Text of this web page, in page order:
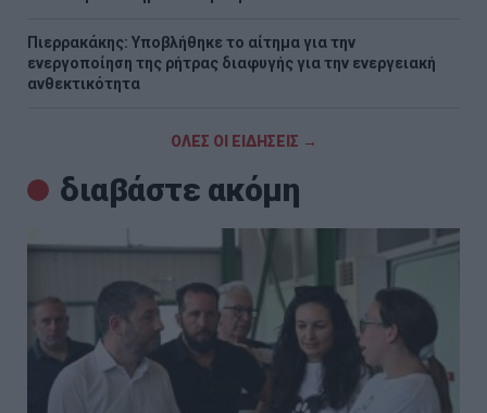
Πιερρακάκης: Υποβλήθηκε το αίτημα για την
ενεργοποίηση της ρήτρας διαφυγής για την ενεργειακή
ανθεκτικότητα
ΟΛΕΣ ΟΙ ΕΙΔΗΣΕΙΣ →
διαβάστε ακόμη